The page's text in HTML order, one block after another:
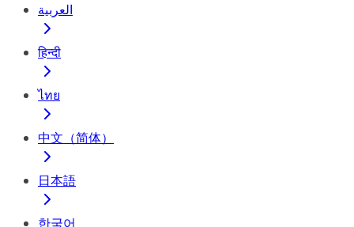
العربية
हिन्दी
ไทย
中文（简体）
日本語
한국어